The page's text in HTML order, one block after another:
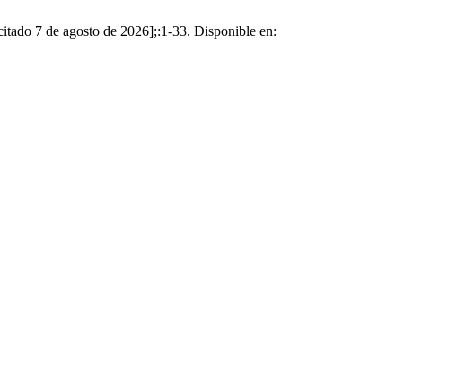
7 de agosto de 2026];:1-33. Disponible en: